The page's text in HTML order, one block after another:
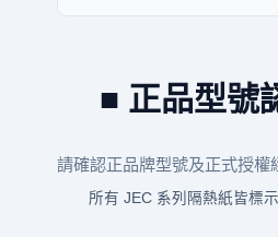
■ 正品型號
請確認正品牌型號及正式授權
所有 JEC 系列隔熱紙皆標